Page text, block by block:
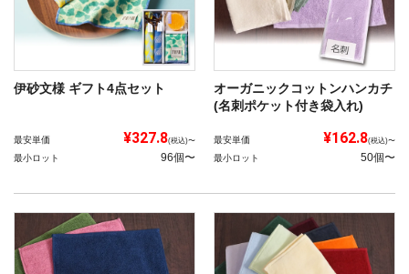
伊砂文様 ギフト4点セット
最安単価 ¥327.8(税込)〜
最小ロット 96個〜
オーガニックコットンハンカチ
(名刺ポケット付き袋入れ)
最安単価 ¥162.8(税込)〜
最小ロット 50個〜